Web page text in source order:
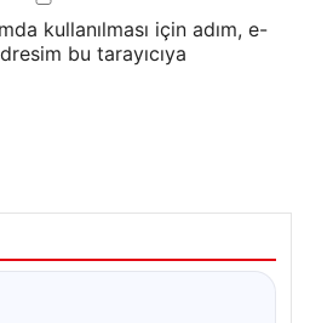
kullanılması için adım, e-
bu tarayıcıya